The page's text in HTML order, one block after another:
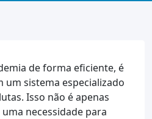
de forma eficiente, é
um sistema especializado
Isso não é apenas
necessidade para